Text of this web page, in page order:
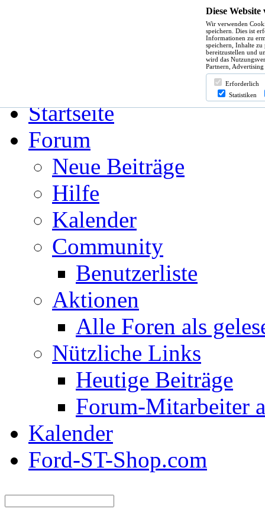
Startseite
Forum
Neue Beiträge
Hilfe
Kalender
Community
Benutzerliste
Aktionen
Alle Foren als
Nützliche Links
Heutige Beiträge
Forum-Mitarbeiter
Kalender
Ford-ST-Shop.com
Diese
Wir verwenden
speichern. Dies ist
Informationen zu
speichern, Inhalte
bereitzustellen und
wird das
Partnern,
Erforderlich
Statistiken